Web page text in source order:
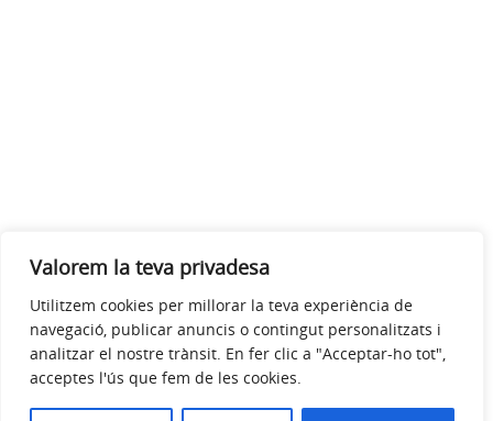
Valorem la teva privadesa
Utilitzem cookies per millorar la teva experiència de
navegació, publicar anuncis o contingut personalitzats i
analitzar el nostre trànsit. En fer clic a "Acceptar-ho tot",
acceptes l'ús que fem de les cookies.